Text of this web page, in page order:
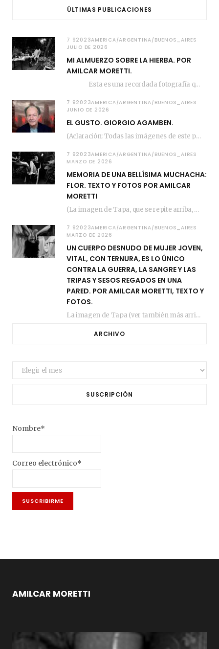
ÚLTIMAS PUBLICACIONES
7 92023AMERICA/ARGENTINA/BUENOS_AIRES
JULIO DE 2026
MI ALMUERZO SOBRE LA HIERBA. POR
AMILCAR MORETTI.
Esta es una recordada fotografía que registré…
7 92023AMERICA/ARGENTINA/BUENOS_AIRES
JUNIO DE 2026
EL GUSTO. GIORGIO AGAMBEN.
(Aclaración: Todas las imágenes de este posteo fueron tomadas de Bloghemia.com, y todos los…
7 92023AMERICA/ARGENTINA/BUENOS_AIRES
MARZO DE 2026
MEMORIA DE UNA BELLÍSIMA MUCHACHA:
FLOR. TEXTO Y FOTOS POR AMILCAR
MORETTI
(La imagen de Tapa, que se repite arriba, fue compuesta por Amilcar Moretti el viernes…
7 92023AMERICA/ARGENTINA/BUENOS_AIRES
MARZO DE 2026
UN CUERPO DESNUDO DE MUJER JOVEN,
VITAL, CON TERNURA, ES LO ÚNICO
CONTRA LA GUERRA, LA SANGRE Y LAS
TRIPAS Y SESOS REGADOS EN UNA
PARED. POR AMILCAR MORETTI, TEXTO Y
FOTOS.
La imagen de Tapa (ver también más arriba) fue compuesta en estos días de febrero…
ARCHIVO
Archivo
SUSCRIPCIÓN
Nombre*
Correo electrónico*
AMILCAR MORETTI